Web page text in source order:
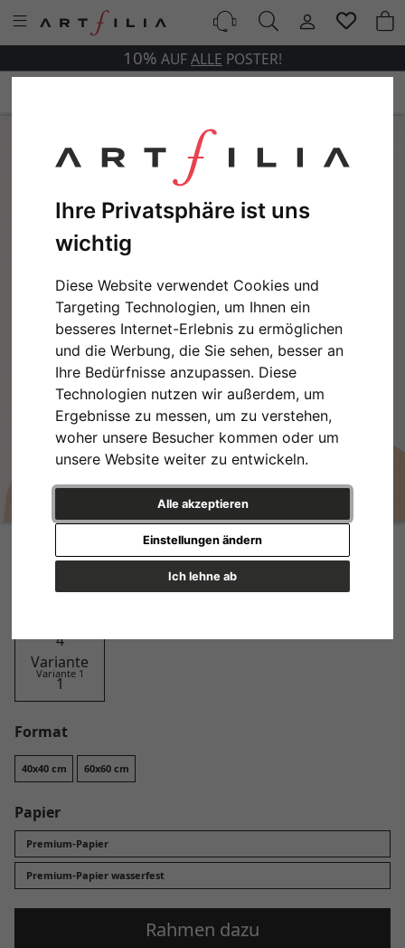
Ihre Privatsphäre ist uns
wichtig
Diese Website verwendet Cookies und
Targeting Technologien, um Ihnen ein
besseres Internet-Erlebnis zu ermöglichen
und die Werbung, die Sie sehen, besser an
Ihre Bedürfnisse anzupassen. Diese
Technologien nutzen wir außerdem, um
Ergebnisse zu messen, um zu verstehen,
woher unsere Besucher kommen oder um
unsere Website weiter zu entwickeln.
Alle akzeptieren
Ich lehne ab
Einstellungen ändern
10% AUFALLE POSTER!
Design
Variante 1
Format
40x40 cm 60x60 cm
Papier
Premium-Papier
Premium-Papier wasserfest
Rahmen dazu